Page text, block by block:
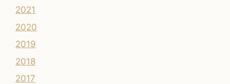
2021
2020
2019
2018
2017